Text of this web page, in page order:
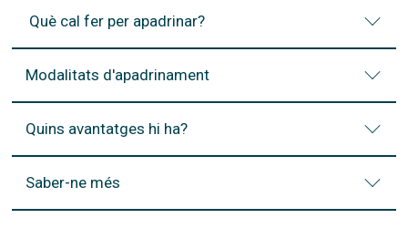
Què cal fer per apadrinar?
Modalitats d'apadrinament
Quins avantatges hi ha?
Saber-ne més